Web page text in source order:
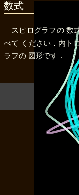
数式
スピログラフの 数
べて ください．内ト
ラフの 図形です．